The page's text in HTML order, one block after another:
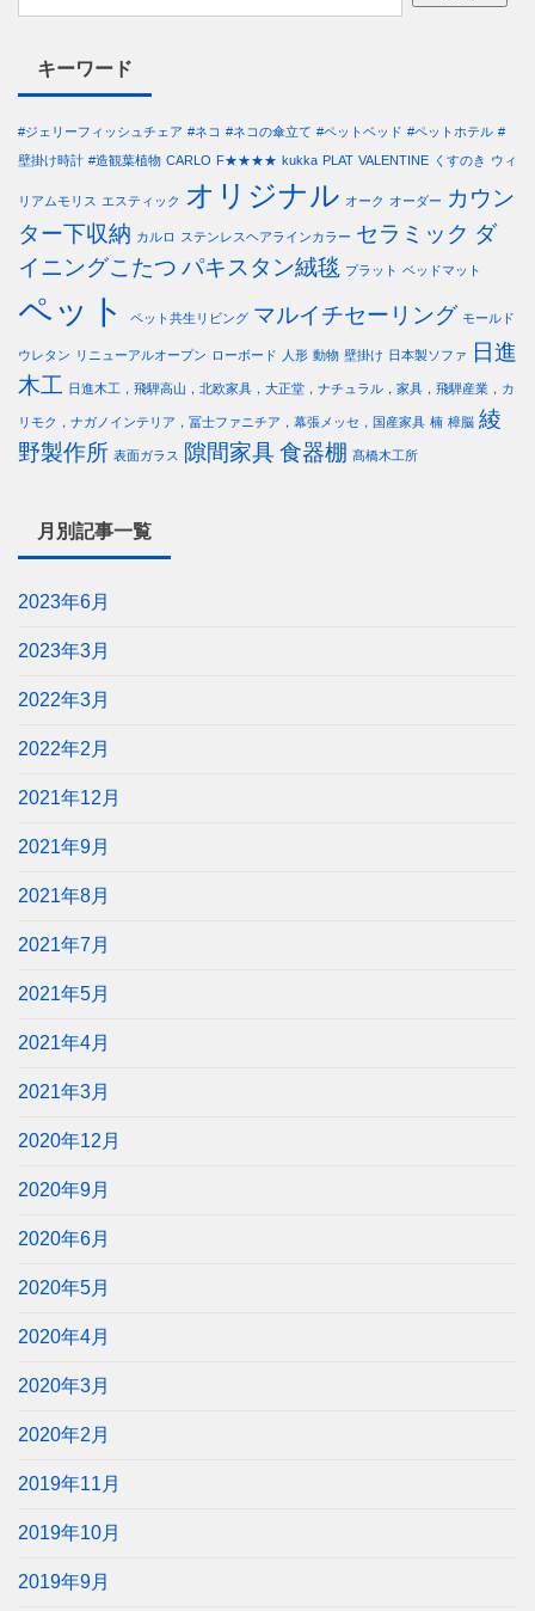
キーワード
#ジェリーフィッシュチェア #ネコ #ネコの傘立て #ペットベッド #ペットホテル #
壁掛け時計 #造観葉植物 CARLO F★★★★ kukka PLAT VALENTINE くすのき ウィ
リアムモリス エスティック オリジナル オーク オーダー カウン
ター下収納 カルロ ステンレスヘアラインカラー セラミック ダ
イニングこたつ パキスタン絨毯 プラット ベッドマット
ペット ペット共生リビング マルイチセーリング モールド
ウレタン リニューアルオープン ローボード 人形 動物 壁掛け 日本製ソファ
日進
木工 日進木工，飛騨高山，北欧家具，大正堂，ナチュラル，家具，飛騨産業，カ
リモク，ナガノインテリア，冨士ファニチア，幕張メッセ，国産家具 楠 樟脳 綾
野製作所 表面ガラス 隙間家具食器棚 髙橋木工所
月別記事一覧
2023年6月
2023年3月
2022年3月
2022年2月
2021年12月
2021年9月
2021年8月
2021年7月
2021年5月
2021年4月
2021年3月
2020年12月
2020年9月
2020年6月
2020年5月
2020年4月
2020年3月
2020年2月
2019年11月
2019年10月
2019年9月